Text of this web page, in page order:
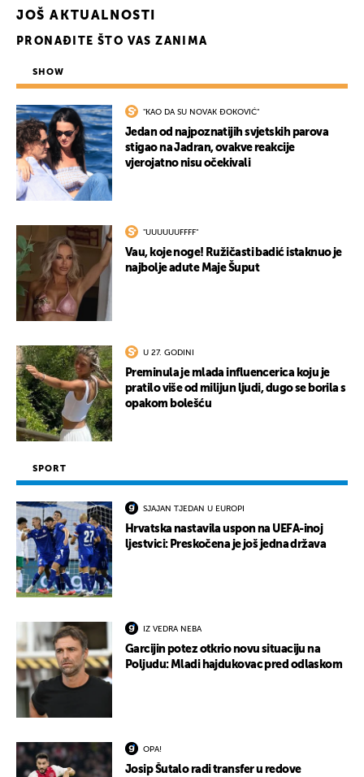
JOŠ AKTUALNOSTI
PRONAĐITE ŠTO VAS ZANIMA
SHOW
"KAO DA SU NOVAK ĐOKOVIĆ"
Jedan od najpoznatijih svjetskih parova
stigao na Jadran, ovakve reakcije
vjerojatno nisu očekivali
"UUUUUUFFFF"
Vau, koje noge! Ružičasti badić istaknuo je
najbolje adute Maje Šuput
U 27. GODINI
Preminula je mlada influencerica koju je
pratilo više od milijun ljudi, dugo se borila s
opakom bolešću
SPORT
SJAJAN TJEDAN U EUROPI
Hrvatska nastavila uspon na UEFA-inoj
ljestvici: Preskočena je još jedna država
IZ VEDRA NEBA
Garcijin potez otkrio novu situaciju na
Poljudu: Mladi hajdukovac pred odlaskom
OPA!
Josip Šutalo radi transfer u redove
UKLJUČITE NOTIFIKACIJE